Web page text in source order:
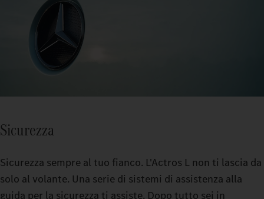
Sicurezza
Sicurezza sempre al tuo fianco. L'Actros L non ti lascia da
solo al volante. Una serie di sistemi di assistenza alla
guida per la sicurezza ti assiste. Dopo tutto sei in